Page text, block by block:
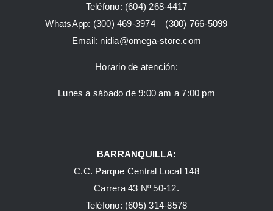
Teléfono: (604) 268-4417
WhatsApp: (300) 469-3974 – (300) 766-5099
Email: nidia@omega-store.com
Horario de atención:
Lunes a sábado de 9:00 am a 7:00 pm
BARRANQUILLA:
C.C. Parque Central Local 148
Carrera 43 Nº 50-12.
Teléfono: (605) 314-8578